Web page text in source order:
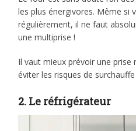
les plus énergivores. Même si
régulièrement, il ne faut
une multiprise !
Il vaut mieux prévoir une prise
éviter les risques de
2. Le réfrigérateur